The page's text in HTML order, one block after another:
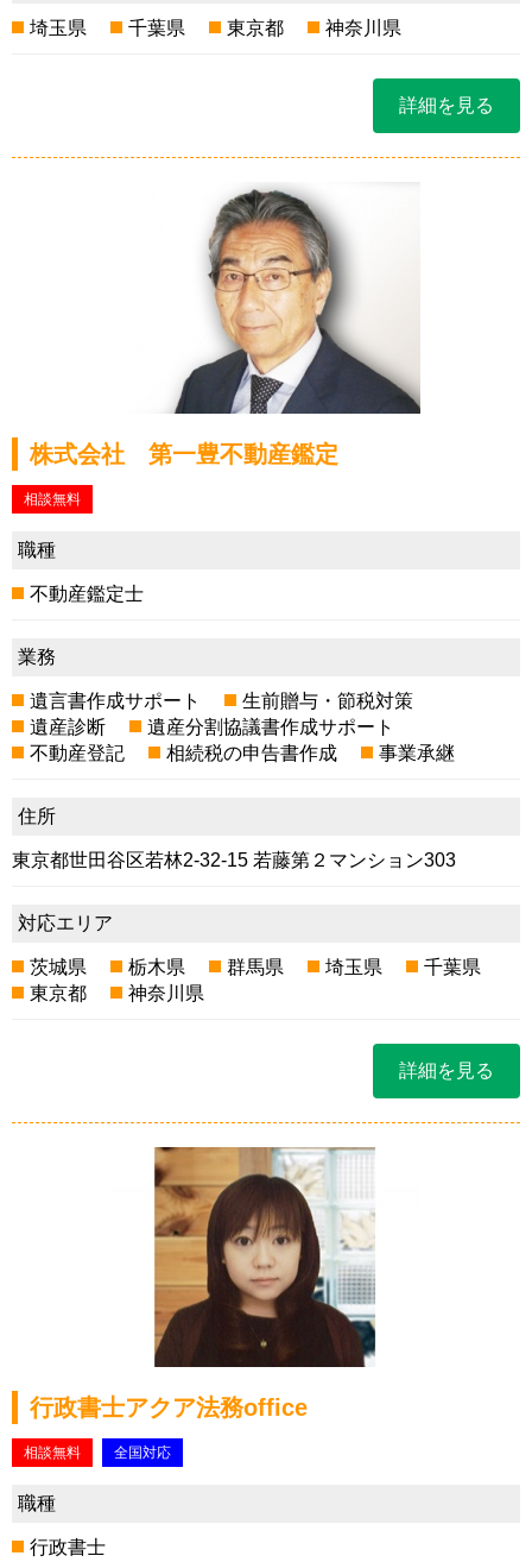
埼玉県 千葉県 東京都 神奈川県
詳細を見る
株式会社 第一豊不動産鑑定
相談無料
職種
不動産鑑定士
業務
遺言書作成サポート
生前贈与・節税対策
遺産診断
遺産分割協議書作成サポート
不動産登記
相続税の申告書作成 事業承継
住所
東京都世田谷区若林2-32-15 若藤第２マンション303
対応エリア
茨城県 栃木県 群馬県 埼玉県
千葉県
東京都
神奈川県
詳細を見る
行政書士アクア法務office
相談無料 全国対応
職種
行政書士